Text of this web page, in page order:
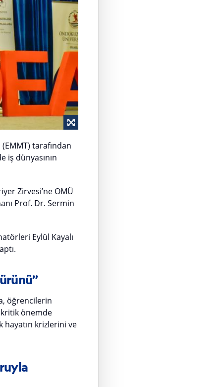
tarafından
iş dünyasının
Zirvesi’ne OMÜ
Prof. Dr. Sermin
Eylül Kayalı
öğrencilerin
önemde
hayatın krizlerini ve